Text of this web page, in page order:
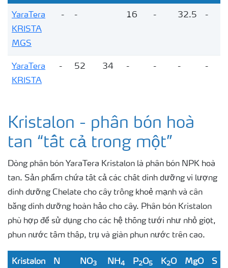
YaraTera
KRISTA
MGS
- - 16 - 32.5 -
YaraTera
KRISTA
- 52 34 - - - -
YaraTera
SOP
- 51 - - 45
Kristalon - phân bón hoà
tan “tất cả trong một”
Dòng phân bón YaraTera Kristalon là phân bón NPK hoà
tan. Sản phẩm chứa tất cả các chất dinh dưỡng vi lượng
dinh dưỡng Chelate cho cây trồng khoẻ mạnh và cân
bằng dinh dưỡng hoàn hảo cho cây. Phân bón Kristalon
phù hợp để sử dụng cho các hệ thống tưới như nhỏ giọt,
phun nước tầm thấp, trụ và giàn phun nước trên cao.
Kristalon
N
NO3 NH4 P2O5 K2O MgO S